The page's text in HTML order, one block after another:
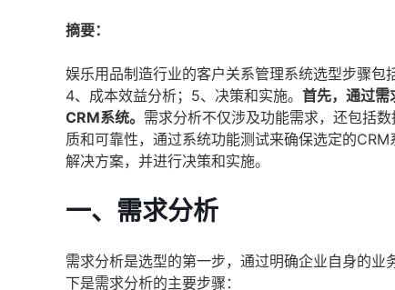
摘要：
娱乐用品制造行业的客户关系管理系统选型步骤包
4、成本效益分析；5、决策和实施。 首先，通过需
CRM系统。 需求分析不仅涉及功能需求，还包括
质和可靠性，通过系统功能测试来确保选定的
解决方案，并进行决策和实施。
一、需求分析
需求分析是选型的第一步，通过明确企业自身的
下是需求分析的主要步骤：